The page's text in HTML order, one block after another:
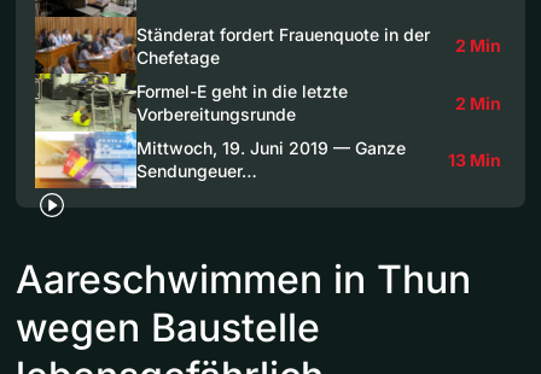
Ständerat fordert Frauenquote in der
Chefetage
2 Min
Formel-E geht in die letzte
Vorbereitungsrunde
2 Min
Mittwoch, 19. Juni 2019 — Ganze
Sendungeuer…
13 Min
Aareschwimmen in Thun
wegen Baustelle